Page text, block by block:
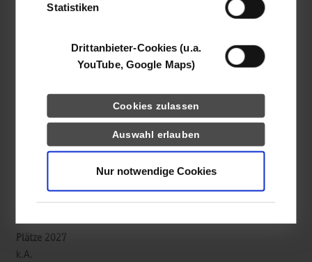
Statistiken
Drittanbieter-Cookies (u.a.
YouTube, Google Maps)
Cookies zulassen
Auswahl erlauben
Nur notwendige Cookies
Sascha Füseler
Kemmler ist bereits seit über 130 Jahren im Baustoffhandel tätig.
Unser Anspruch ist es unseren Kunden stets den bestmöglichen
Service und ideale Lösungen zu bieten. Wir verstehen uns nicht
als reiner Baustoffhändler, sondern als Partner für unsere
k.A.